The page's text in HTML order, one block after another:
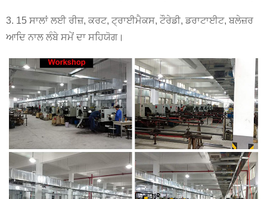
3. 15 ਸਾਲਾਂ ਲਈ ਰੀਜ਼, ਕਰਟ, ਟ੍ਰਾਈਮੈਕਸ, ਟੌਰੇਡੀ, ਡਰਾਟਾਈਟ, ਬਲੇਜ਼ਰ
ਆਦਿ ਨਾਲ ਲੰਬੇ ਸਮੇਂ ਦਾ ਸਹਿਯੋਗ।